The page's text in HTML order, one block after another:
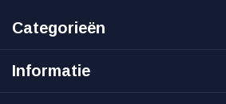
Categorieën
Informatie